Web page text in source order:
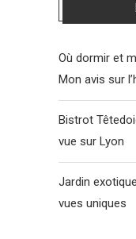
Où dormir et
Mon avis sur
Bistrot
vue sur Lyon
Jardin
vues uniques